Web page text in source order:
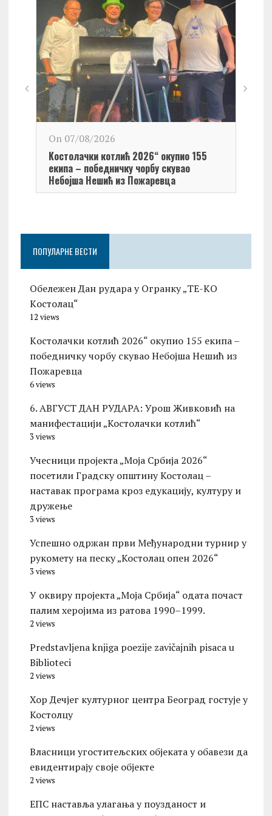
On 07/08/2026
Kостолачки котлић 2026“ окупио 155
екипа – победничку чорбу скувао
Небојша Нешић из Пожаревца
ПОПУЛАРНЕ ВЕСТИ
Обележен Дан рудара у Огранку „ТЕ-KО
Kостолац“
12 views
Kостолачки котлић 2026“ окупио 155 екипа –
победничку чорбу скувао Небојша Нешић из
Пожаревца
6 views
6. АВГУСТ ДАН РУДАРА: Урош Живковић на
манифестацији „Костолачки котлић“
3 views
Учесници пројекта „Моја Србија 2026“
посетили Градску општину Костолац –
наставак програма кроз едукацију, културу и
дружење
3 views
Успешно одржан први Међународни турнир у
рукомету на песку „Костолац опен 2026“
3 views
У оквиру пројекта „Моја Србија“ одата почаст
палим херојима из ратова 1990–1999.
2 views
Predstavljena knjiga poezije zavičajnih pisaca u
Biblioteci
2 views
Хор Дечјег културног центра Београд гостује у
Костолцу
2 views
Власници угоститељских објеката у обавези да
евидентирају своје објекте
2 views
ЕПС наставља улагања у поузданост и